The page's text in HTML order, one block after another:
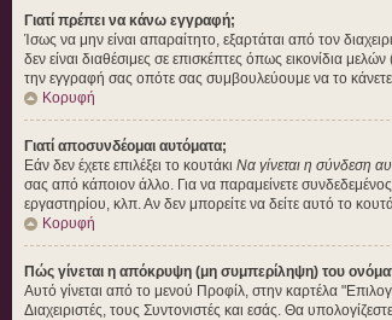
Γιατί πρέπει να κάνω εγγραφή;
Ίσως να μην είναι απαραίτητο, εξαρτάται από τον
δεν είναι διαθέσιμες σε επισκέπτες όπως εικονίδια
την εγγραφή σας οπότε σας συμβουλεύουμε να το
Κορυφή
Γιατί αποσυνδέομαι αυτόματα;
Εάν δεν έχετε επιλέξει το κουτάκι Να γίνεται η σύνδεση
σας από κάποιον άλλο. Για να παραμείνετε
εργαστηρίου, κλπ. Αν δεν μπορείτε να δείτε αυτό το
Κορυφή
Πώς γίνεται η απόκρυψη (μη συμπερίληψη) του
Αυτό γίνεται από το μενού Προφίλ, στην καρτέλα
Διαχειριστές, τους Συντονιστές και εσάς. Θα